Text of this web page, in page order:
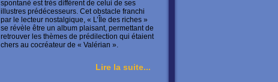
spontané est très différent de celui de ses
illustres prédécesseurs. Cet obstacle franchi
par le lecteur nostalgique, « L’Île des riches »
se révèle être un album plaisant, permettant de
retrouver les thèmes de prédilection qui étaient
chers au cocréateur de « Valérian ».
Lire la suite...